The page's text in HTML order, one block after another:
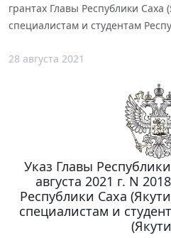
грантах Главы Республики
специалистам и студентам
28 августа 2021
Указ Главы
августа 2021 г. N
Республики Саха
специалистам и